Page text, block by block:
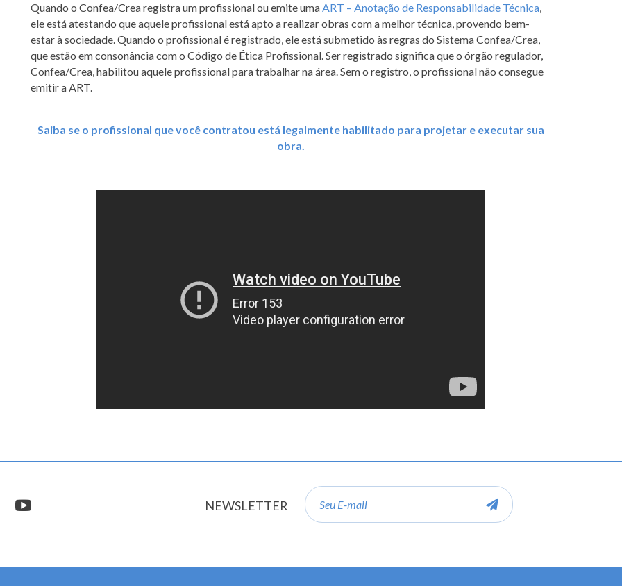
Quando o Confea/Crea registra um profissional ou emite umaART – Anotação de Responsabilidade Técnica,
ele está atestando que aquele profissional está apto a realizar obras com a melhor técnica, provendo bem-
estar à sociedade. Quando o profissional é registrado, ele está submetido às regras do Sistema Confea/Crea,
que estão em consonância com o Código de Ética Profissional. Ser registrado significa que o órgão regulador,
Confea/Crea, habilitou aquele profissional para trabalhar na área. Sem o registro, o profissional não consegue
emitir a ART.
Saiba se o profissional que você contratou está legalmente habilitado para projetar e executar sua
obra.
youtube NEWSLETTER
E-
mail